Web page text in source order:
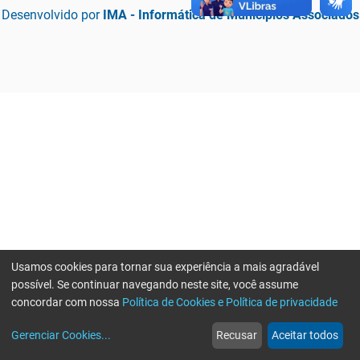
Desenvolvido por IMA - Informática de Municípios Associados
web
Notícias
more_horiz
Mais
Usamos cookies para tornar sua experiência a mais agradável
possível. Se continuar navegando neste site, você assume
concordar com nossa Política de Cookies e Política de privacidade
Gerenciar Cookies... Recusar Aceitar todos
Erro ao enviar informações, por favor tente novamente